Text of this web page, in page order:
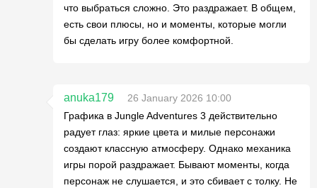
что выбраться сложно. Это раздражает. В общем,
есть свои плюсы, но и моменты, которые могли
бы сделать игру более комфортной.
anuka179
26 January 2026 10:00
Графика в Jungle Adventures 3 действительно
радует глаз: яркие цвета и милые персонажи
создают классную атмосферу. Однако механика
игры порой раздражает. Бывают моменты, когда
персонаж не слушается, и это сбивает с толку. Не